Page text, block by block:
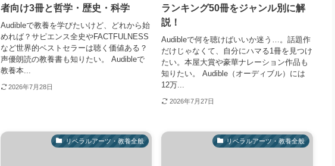
者向け3冊と哲学・歴史・科学
Audibleで教養を学びたいけど、どれから始
めれば？サピエンス全史やFACTFULNESS
など世界的ベストセラーは聴く価値ある？
声優朗読の教養書も知りたい。 Audibleで
教養本...
2026年7月28日
ランキング50冊をジャンル別に解
説！
Audibleで何を聴けばいいか迷う…。話題作
だけじゃなくて、自分にハマる1冊を見つけ
たい。本屋大賞や豪華ナレーション作品も
知りたい。 Audible（オーディブル）には
12万...
2026年7月27日
リベラルアーツ・教養全般 リベラルアーツ・教養全般